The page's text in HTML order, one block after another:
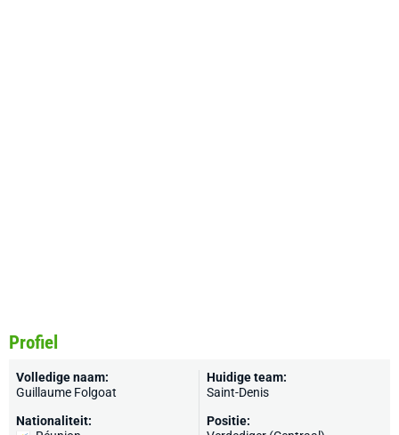
Profiel
Volledige naam:
Guillaume Folgoat
Nationaliteit:
Huidige team:
Saint-Denis
Positie: